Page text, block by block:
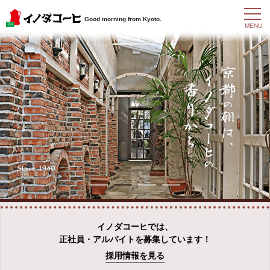
Good morning from Kyoto.
t
o
g
g
l
e
n
a
v
g
a
t
i
o
n
MENU
イノダコーヒでは、
正社員・アルバイトを募集しています！
採用情報を見る